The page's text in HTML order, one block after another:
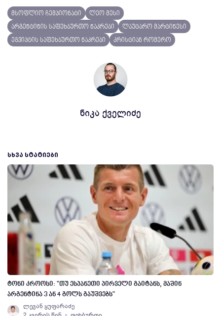
მსოფლიო ჩემპიონატი
ლეო მესი
არგენტინის საფეხბურთო ნაკრები
ლაუტარო მარტინესი
ეგვიპტის საფეხბურთო ნაკრები
კრისტიან რომერო
ნიკა ქველიძე
ᲡᲮᲕᲐ ᲡᲢᲐᲢᲘᲔᲑᲘ
ტონი კროოსი: "თუ ესპანეთი პირველი გაიტანს, მაშინ
არგენტინა 3 ან 4 გოლს გაუშვებს"
ლევან ყუფარაძე